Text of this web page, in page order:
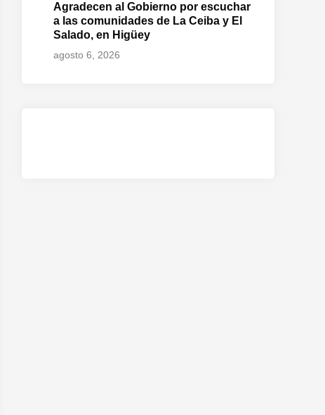
Agradecen al Gobierno por escuchar
a las comunidades de La Ceiba y El
Salado, en Higüey
agosto 6, 2026